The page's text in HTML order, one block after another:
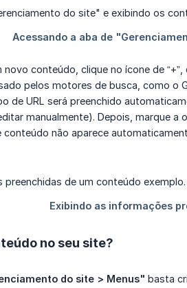
novo conteúdo, clique no ícone de
pelos motores de busca, como o
de URL será preenchido
manualmente). Depois, marque
conteúdo não aparece
no seu site?
do site > Menus" basta